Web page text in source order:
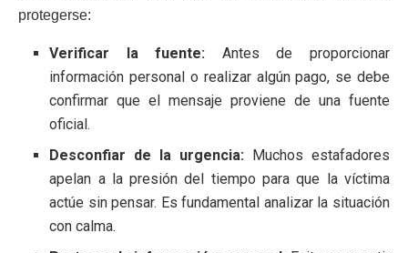
protegerse:
Verificar la fuente: Antes de proporcionar
información personal o realizar algún pago, se debe
confirmar que el mensaje proviene de una fuente
oficial.
Desconfiar de la urgencia: Muchos estafadores
apelan a la presión del tiempo para que la víctima
actúe sin pensar. Es fundamental analizar la situación
con calma.